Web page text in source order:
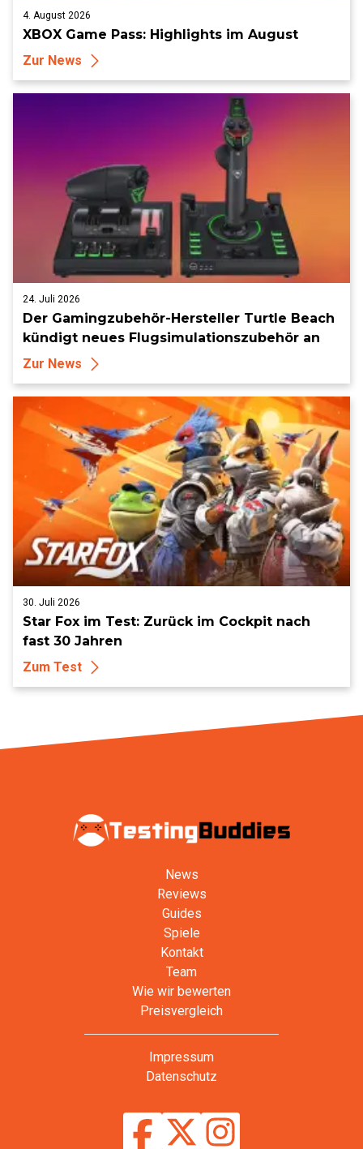
4. August 2026
XBOX Game Pass: Highlights im August
Zur News
24. Juli 2026
Der Gamingzubehör-Hersteller Turtle Beach
kündigt neues Flugsimulationszubehör an
Zur News
30. Juli 2026
Star Fox im Test: Zurück im Cockpit nach
fast 30 Jahren
Zum Test
News
Reviews
Guides
Spiele
Kontakt
Team
Wie wir bewerten
Preisvergleich
Impressum
Datenschutz